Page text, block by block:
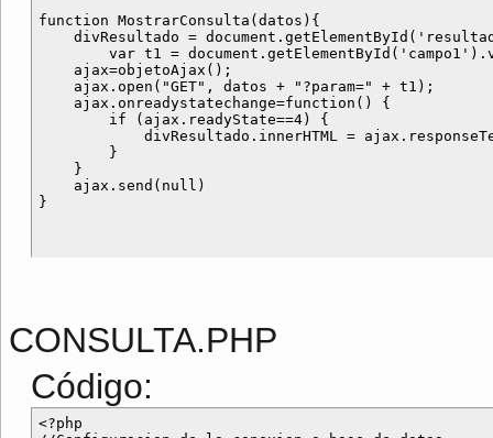
function MostrarConsulta(datos){
divResultado =
    ajax=objetoAjax();
    ajax.open("GET", datos + "?param=" + t1);
    ajax.onreadystatechange=function() {
        if (ajax.readyState==4) {
divResultado.innerHTML =
        }
    }
    ajax.send(null)
CONSULTA.PHP
Código:
<?php